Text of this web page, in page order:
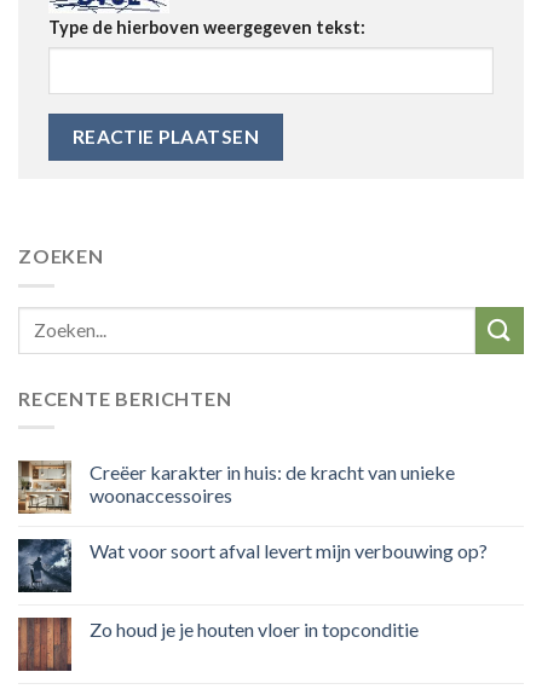
ZOEKEN
RECENTE BERICHTEN
Creëer karakter in huis: de kracht van unieke
woonaccessoires
Wat voor soort afval levert mijn verbouwing op?
Zo houd je je houten vloer in topconditie
Type de hierboven weergegeven tekst: